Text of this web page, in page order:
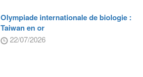
Olympiade internationale de biologie :
Taiwan en or
22/07/2026